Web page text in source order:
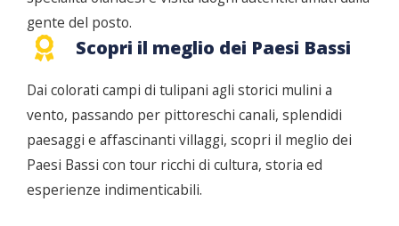
gente del posto.
Scopri il meglio dei Paesi Bassi
Dai colorati campi di tulipani agli storici mulini a
vento, passando per pittoreschi canali, splendidi
paesaggi e affascinanti villaggi, scopri il meglio dei
Paesi Bassi con tour ricchi di cultura, storia ed
esperienze indimenticabili.